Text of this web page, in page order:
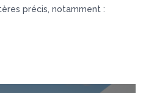
précis, notamment :